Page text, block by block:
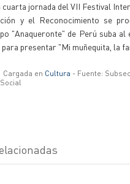
cuarta jornada del VII Festival
y el Reconocimiento se
"Anaqueronte" de Perú suba al
presentar "Mi muñequita, la
Cargada en Cultura - Fuente: